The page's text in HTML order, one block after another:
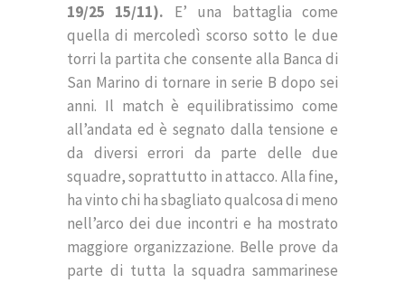
19/25 15/11). E’ una battaglia come
quella di mercoledì scorso sotto le due
torri la partita che consente alla Banca di
San Marino di tornare in serie B dopo sei
anni. Il match è equilibratissimo come
all’andata ed è segnato dalla tensione e
da diversi errori da parte delle due
squadre, soprattutto in attacco. Alla fine,
ha vinto chi ha sbagliato qualcosa di meno
nell’arco dei due incontri e ha mostrato
maggiore organizzazione. Belle prove da
parte di tutta la squadra sammarinese